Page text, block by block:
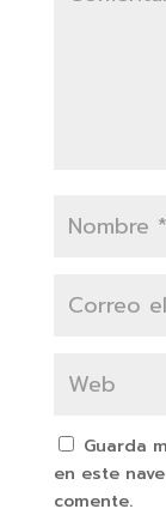
Guarda
en este
comente.